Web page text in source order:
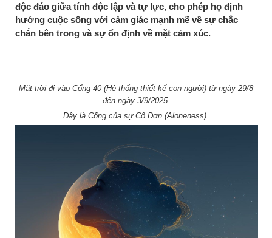
độc đáo giữa tính độc lập và tự lực, cho phép họ định
hướng cuộc sống với cảm giác mạnh mẽ về sự chắc
chắn bên trong và sự ổn định về mặt cảm xúc.
Mặt trời đi vào Cổng 40 (Hệ thống thiết kế con người) từ ngày 29/8
đến ngày 3/9/2025.
Đây là Cổng của sự Cô Đơn (Aloneness).